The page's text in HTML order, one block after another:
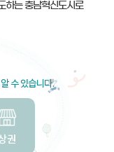
하는충남혁신도시로
알 수 있습니다.
권